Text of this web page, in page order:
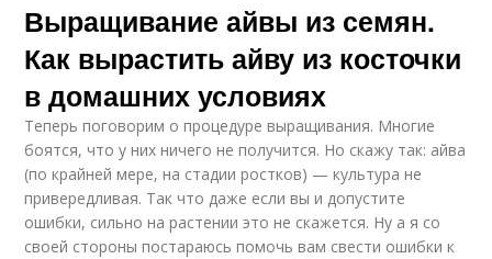
Выращивание айвы из семян.
Как вырастить айву из косточки
в домашних условиях
Теперь поговорим о процедуре выращивания. Многие
боятся, что у них ничего не получится. Но скажу так: айва
(по крайней мере, на стадии ростков) — культура не
привередливая. Так что даже если вы и допустите
ошибки, сильно на растении это не скажется. Ну а я со
своей стороны постараюсь помочь вам свести ошибки к